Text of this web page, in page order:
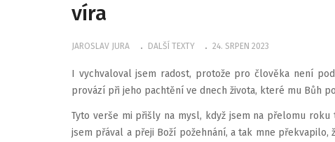
víra
JAROSLAV JURA DALŠÍ TEXTY 24. SRPEN 2023
I vychvaloval jsem radost, protože pro člověka není
provází při jeho pachtění ve dnech života, které mu Bůh
Tyto verše mi přišly na mysl, když jsem na přelomu
jsem přával a přeji Boží požehnání, a tak mne